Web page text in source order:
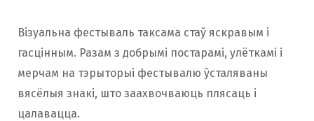
Візуальна фестываль таксама стаў яскравым і
гасцінным. Разам з добрымі постарамі, улёткамі і
мерчам на тэрыторыі фестывалю ўсталяваны
вясёлыя знакі, што заахвочваюць плясаць і
цалавацца.